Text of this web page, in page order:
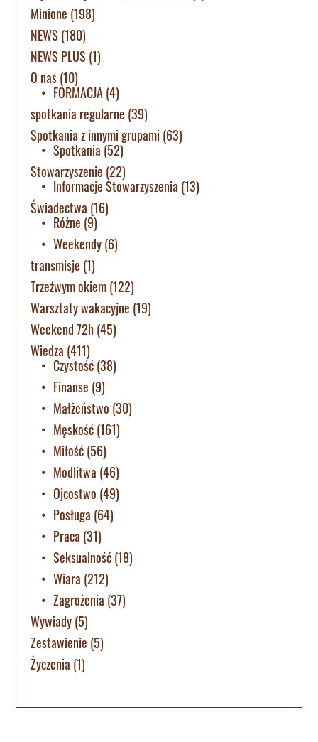
Minione (198)
NEWS (180)
NEWS PLUS (1)
O nas(10)
FORMACJA(4)
spotkania regularne (39)
Spotkania z innymi grupami (63)
Spotkania (52)
Stowarzyszenie (22)
Informacje Stowarzyszenia (13)
Świadectwa (16)
Różne (9)
Weekendy(6)
transmisje (1)
Trzeźwym okiem(122)
Warsztaty wakacyjne (19)
Weekend 72h(45)
Wiedza (411)
Czystość(38)
Finanse (9)
Małżeństwo (30)
Męskość(161)
Miłość(56)
Modlitwa (46)
Ojcostwo (49)
Posługa (64)
Praca (31)
Seksualność(18)
Wiara (212)
Zagrożenia (37)
Wywiady(5)
Zestawienie (5)
Życzenia (1)